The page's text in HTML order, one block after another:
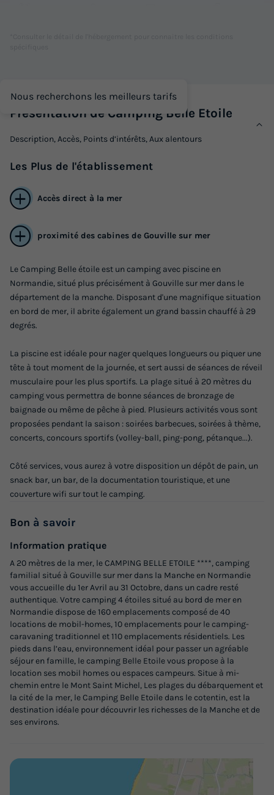
MOBILHOME 4 personnes - Confort Terrasse
du30/09/2026 au07/10/2026
Meilleur prix pour 7 nuits
Voir les logements
Annulation gratuite Récent
Surface
33m²
Adultes
6
Chambres
3
Salle de bain
1
Terrasse couverte Animaux autorisés *
Réfrigérateur Salon de jardin
+ 3
MOBILHOME 6 personnes - Confort
20/09/2026
495 €
Voir les logements
MOBILHOME 6 personnes - Confort
Chambres
Nous recherchons les meilleurs tarifs
Présentation de Camping Belle Etoile
Description, Accès, Points d’intérêts, Aux alentours
Les Plus de l'établissement
Accès direct à la mer
proximité des cabines de Gouville sur mer
Le Camping Belle étoile est un camping avec piscine en
Normandie, situé plus précisément à Gouville sur mer dans le
département de la manche. Disposant d'une magnifique situation
en bord de mer, il abrite également un grand bassin chauffé à 29
degrés.
La piscine est idéale pour nager quelques longueurs ou piquer une
tête à tout moment de la journée, et sert aussi de séances de réveil
musculaire pour les plus sportifs. La plage situé à 20 mètres du
camping vous permettra de bonne séances de bronzage de
baignade ou même de pêche à pied. Plusieurs activités vous sont
proposées pendant la saison : soirées barbecues, soirées à thème,
concerts, concours sportifs (volley-ball, ping-pong, pétanque...).
Côté services, vous aurez à votre disposition un dépôt de pain, un
snack bar, un bar, de la documentation touristique, et une
couverture wifi sur tout le camping.
Bon à savoir
Information pratique
A 20 mètres de la mer, le CAMPING BELLE ETOILE ****, camping
familial situé à Gouville sur mer dans la Manche en Normandie
vous accueille du 1er Avril au 31 Octobre, dans un cadre resté
authentique. Votre camping 4 étoiles situé au bord de mer en
Normandie dispose de 160 emplacements composé de 40
locations de mobil-homes, 10 emplacements pour le camping-
caravaning traditionnel et 110 emplacements résidentiels. Les
pieds dans l’eau, environnement idéal pour passer un agréable
séjour en famille, le camping Belle Etoile vous propose à la
location ses mobil homes ou espaces campeurs. Situe à mi-
chemin entre le Mont Saint Michel, Les plages du débarquement et
la cité de la mer, le Camping Belle Etoile dans le cotentin, est la
destination idéale pour découvrir les richesses de la Manche et de
ses environs.